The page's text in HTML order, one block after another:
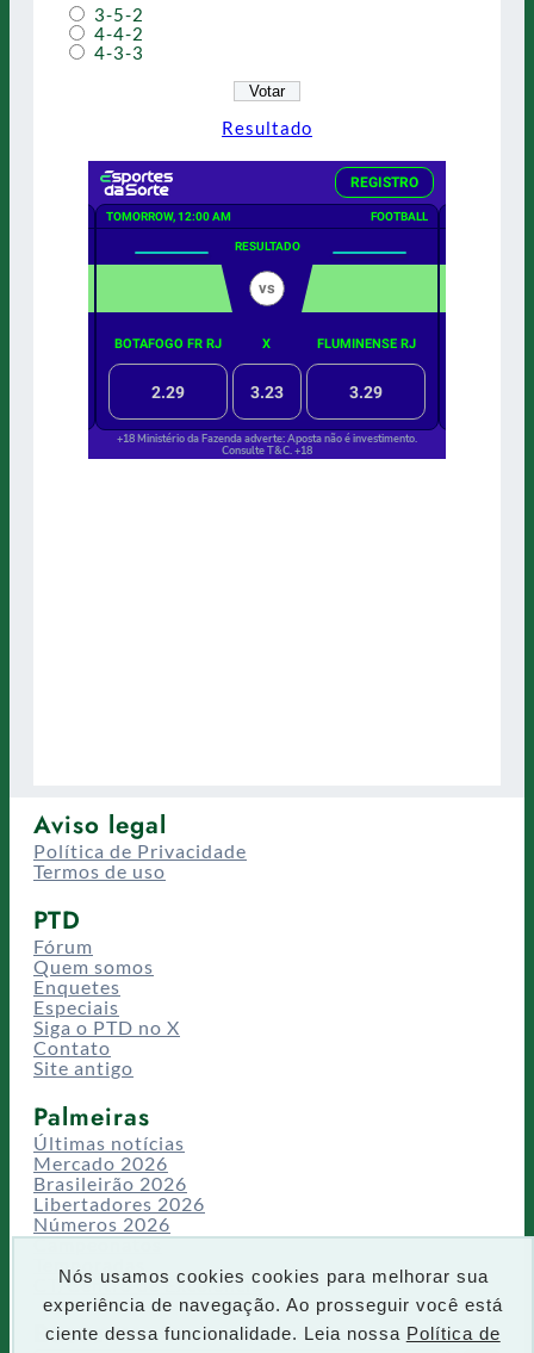
Nós usamos cookies cookies para melhorar sua
experiência de navegação. Ao prosseguir você está
ciente dessa funcionalidade. Leia nossa Política de
3-5-2
4-4-2
4-3-3
Resultado
Aviso legal
Política de Privacidade
Termos de uso
PTD
Fórum
Quem somos
Enquetes
Especiais
Siga o PTD no X
Contato
Site antigo
Palmeiras
Últimas notícias
Mercado 2026
Brasileirão 2026
Libertadores 2026
Números 2026
Campeonatos
Temporadas
CT/Centro de Excelência
Busca